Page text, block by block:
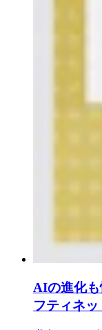
AIの進化
フティネ